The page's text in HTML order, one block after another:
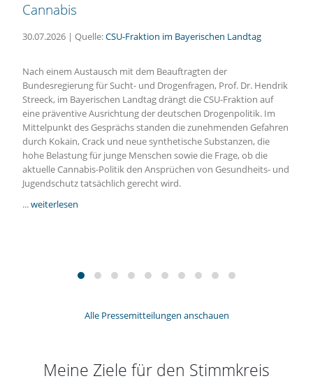
Cannabis
30.07.2026 | Quelle:CSU-Fraktion im Bayerischen Landtag
Nach einem Austausch mit dem Beauftragten der
Bundesregierung für Sucht- und Drogenfragen, Prof. Dr. Hendrik
Streeck, im Bayerischen Landtag drängt die CSU-Fraktion auf
eine präventive Ausrichtung der deutschen Drogenpolitik. Im
Mittelpunkt des Gesprächs standen die zunehmenden Gefahren
durch Kokain, Crack und neue synthetische Substanzen, die
hohe Belastung für junge Menschen sowie die Frage, ob die
aktuelle Cannabis-Politik den Ansprüchen von Gesundheits- und
Jugendschutz tatsächlich gerecht wird.
...weiterlesen
Alle Pressemitteilungen anschauen
Meine Ziele für den Stimmkreis